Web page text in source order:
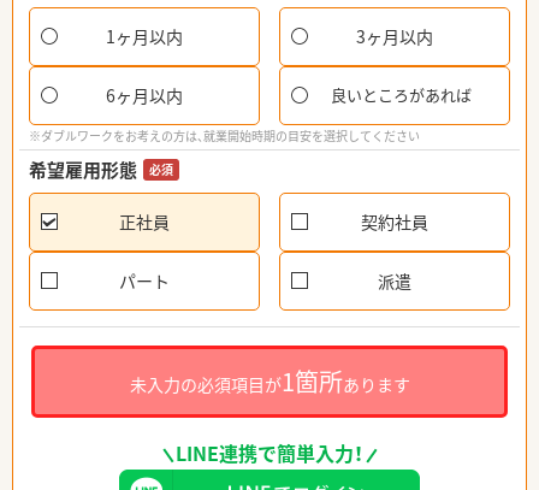
1ヶ月以内 3ヶ月以内
6ヶ月以内 良いところがあれば
※ダブルワークをお考えの方は、就業開始時期の目安を選択してください
希望雇用形態 必須
正社員 契約社員
パート 派遣
未入力の必須項目が1箇所あります
LINE連携で簡単入力！